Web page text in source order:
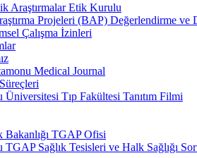
Araştırmalar Etik Kurulu
Projeleri (BAP) Değerlendirme ve
Çalışma İzinleri
Medical Journal
Üniversitesi Tıp Fakültesi Tanıtım Filmi
Bakanlığı TGAP Ofisi
TGAP Sağlık Tesisleri ve Halk Sağlığı